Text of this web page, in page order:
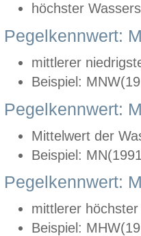
höchster
Pegelkennwert:
mittlerer
Beispiel:
Pegelkennwert:
Mittelwert der
Beispiel:
Pegelkennwert:
mittlerer
Beispiel: